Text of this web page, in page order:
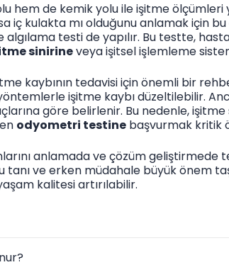
hem de kemik yolu ile işitme ölçümleri
iç kulakta mı olduğunu anlamak için
testi de yapılır. Bu testte,
sinirineveya işitsel işlemleme
kaybının tedavisi için önemli bir
işitme kaybı düzeltilebilir.
göre belirlenir. Bu nedenle,
odyometri testine başvurmak kritik
anlamada ve çözüm geliştirmede
tanı ve erken müdahale büyük önem
kalitesi artırılabilir.